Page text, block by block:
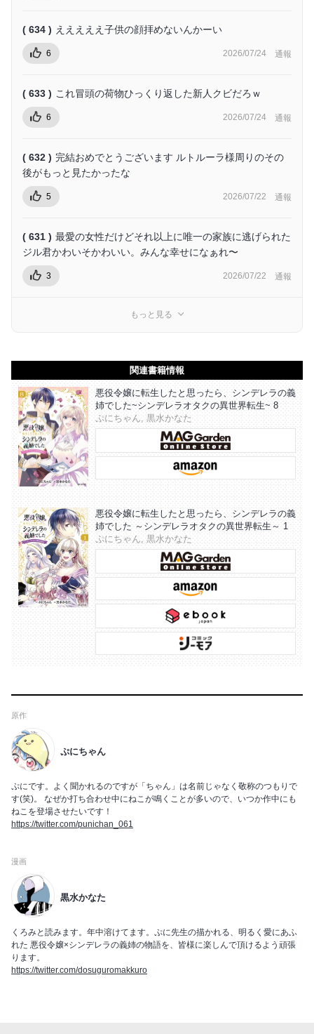
( 634 ) えええええ子供の顔拝めないんかーい
6 2026/07/24 通報
( 633 ) これ冒頭の荷物ひっくり返した新人クビだろｗ
6 2026/07/24 通報
( 632 ) 完結おめでとうございます ルトルーラ様周りのその
後がもっと見たかったな
5 2026/07/22 通報
( 631 ) 最愛の女性だけどそれ以上に唯一の家族に逃げられた
ジル君かわいそかわいい。みんな幸せになぁれ〜
3 2026/07/22 通報
もっと見る
関連書籍情報
悪役令嬢に転生したと思ったら、シンデレラの義
姉でした~シンデレラオタクの異世界転生~ 8
ぷにちゃん, 黒水かなた
悪役令嬢に転生したと思ったら、シンデレラの義
姉でした ～シンデレラオタクの異世界転生～ 1
ぷにちゃん, 黒水かなた
原作
ぷにちゃん
ぷにです。よく聞かれるのですが「ちゃん」は名前じゃなく敬称のつもりで
す(笑)。 なぜか打ち合わせ中にねこが鳴くことが多いので、いつか作中にも
ねこを登場させたいです！
https://twitter.com/punichan_061
漫画
黒水かなた
くろみと読みます。年中溶けてます。ぷに先生の描かれる、明るく愛にあふ
れた 悪役令嬢×シンデレラの義姉の物語を、皆様に楽しんで頂けるよう頑張
ります。
https://twitter.com/dosuguromakkuro